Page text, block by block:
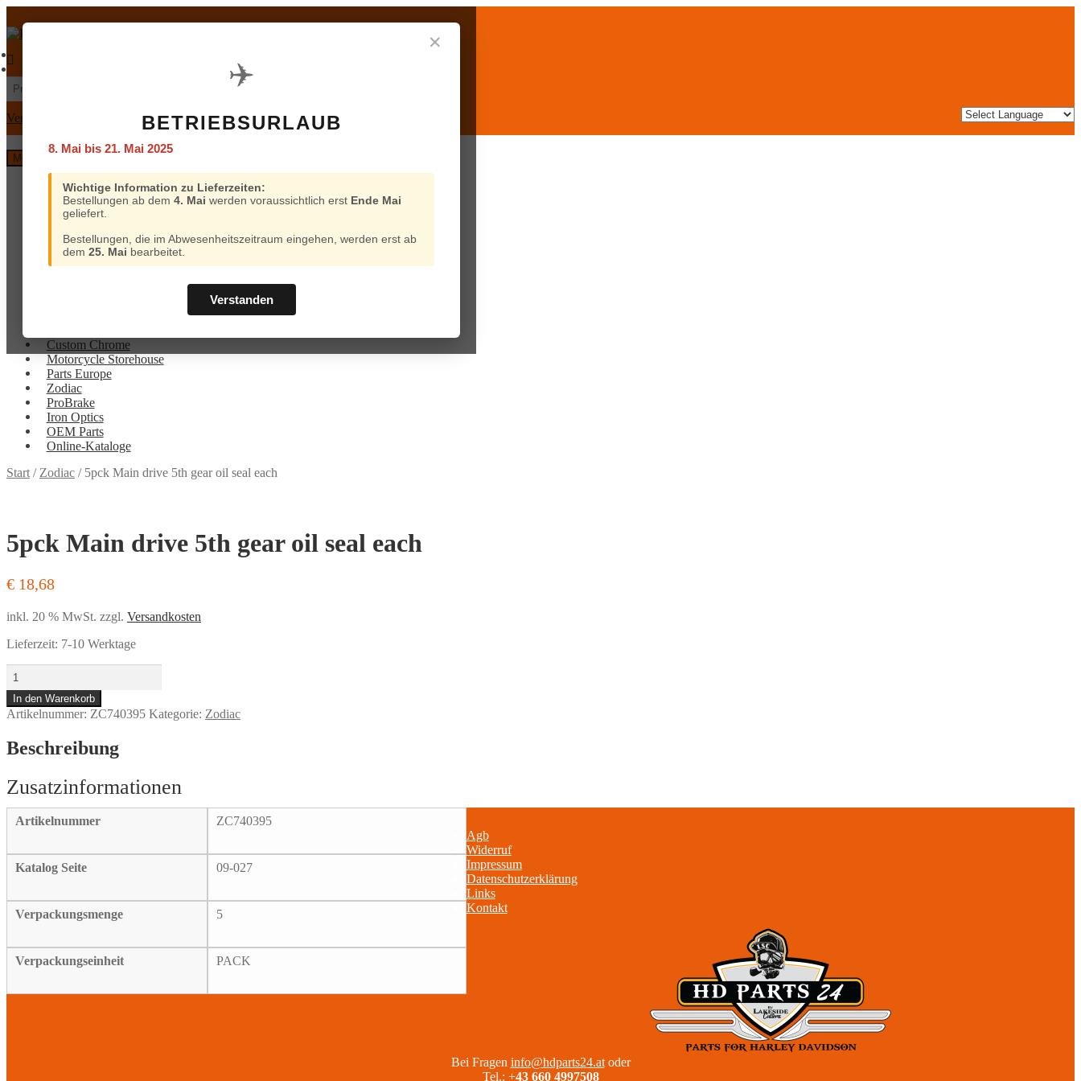
✕
✈️
BETRIEBSURLAUB
8. Mai bis 21. Mai 2025
Wichtige Information zu Lieferzeiten:
Bestellungen ab dem 4. Mai werden voraussichtlich erst Ende Mai
geliefert.
Bestellungen, die im Abwesenheitszeitraum eingehen, werden erst ab
dem 25. Mai bearbeitet.
Verstanden
Navigation
springen
Inhalt
springen
Suchen
nach:
Versand und Bezahlung
Menü
Home
Custom Chrome
Motorcycle Storehouse
Zodiac
ProBrake
Bezahlung
Custom Chrome
Motorcycle Storehouse
Parts Europe
Zodiac
ProBrake
Iron Optics
OEM Parts
Online-Kataloge
und
Start/Zodiac / 5pck Main drive 5th gear oil seal each
5pck Main drive 5th gear oil seal each
€ 18,68
inkl. 20 % MwSt. zzgl. Versandkosten
Lieferzeit: 7-10 Werktage
5pck
Main
drive
5th
oil
seal
Menge
In den Warenkorb
Artikelnummer: ZC740395 Kategorie: Zodiac
Beschreibung
Artikelnummer ZC740395
Katalog Seite 09-027
Verpackungsmenge 5
Verpackungseinheit PACK
Agb
Widerruf
Impressum
Datenschutzerklärung
Links
Kontakt
Bei Fragen info@hdparts24.atoder
Tel.: +43 660 4997508